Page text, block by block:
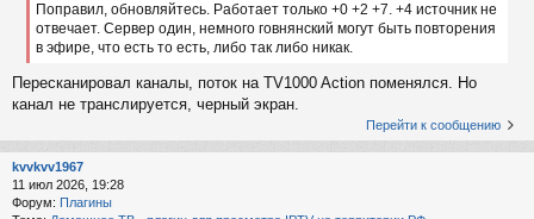
Поправил, обновляйтесь. Работает только +0 +2 +7. +4 источник не
отвечает. Сервер один, немного говнянский могут быть повторения
в эфире, что есть то есть, либо так либо никак.
Пересканировал каналы, поток на TV1000 Action поменялся. Но
канал не транслируется, черный экран.
Перейти к сообщению
kvvkvv1967
11 июл 2026, 19:28
Форум: Плагины